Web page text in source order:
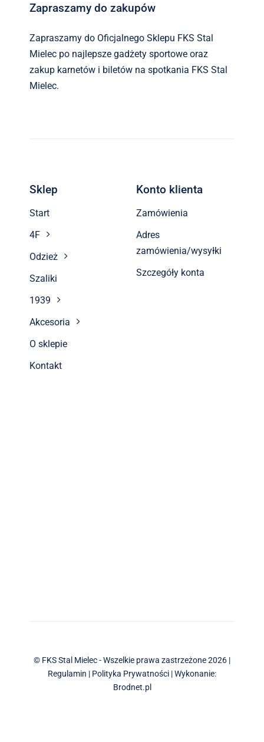
Zapraszamy do zakupów
Zapraszamy do Oficjalnego Sklepu FKS Stal
Mielec po najlepsze gadżety sportowe oraz
zakup karnetów i biletów na spotkania FKS Stal
Mielec.
Sklep
Start
4F
Odzież
Szaliki
1939
Akcesoria
O sklepie
Kontakt
Konto klienta
Zamówienia
Adres
zamówienia/wysyłki
Szczegóły konta
© FKS Stal Mielec - Wszelkie prawa zastrzeżone 2026 |
Regulamin | Polityka Prywatności | Wykonanie:
Brodnet.pl